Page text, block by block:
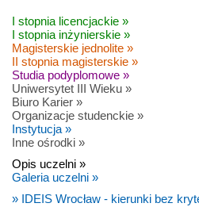
I stopnia licencjackie »
I stopnia inżynierskie »
Magisterskie jednolite »
II stopnia magisterskie »
Studia podyplomowe »
Uniwersytet III Wieku »
Biuro Karier »
Organizacje studenckie »
Instytucja »
Inne ośrodki »
Opis uczelni »
Galeria uczelni »
» IDEIS Wrocław - kierunki bez